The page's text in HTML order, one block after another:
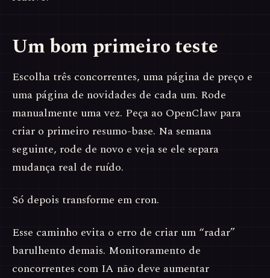
Um bom primeiro teste
Escolha três concorrentes, uma página de preço e
uma página de novidades de cada um. Rode
manualmente uma vez. Peça ao OpenClaw para
criar o primeiro resumo-base. Na semana
seguinte, rode de novo e veja se ele separa
mudança real de ruído.
Só depois transforme em cron.
Esse caminho evita o erro de criar um “radar”
barulhento demais. Monitoramento de
concorrentes com IA não deve aumentar